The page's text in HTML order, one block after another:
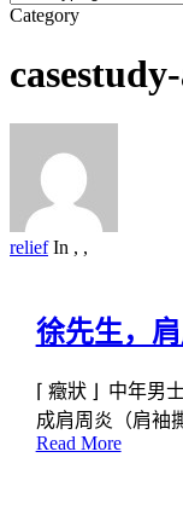
Close
Category
relief In , ,
徐先生，
⌈ 癥狀 ⌋ 中年男
成肩周炎（肩袖
Read More